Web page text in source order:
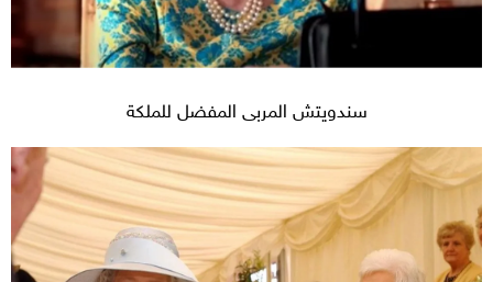
سندويتش المربى المفضل للملكة